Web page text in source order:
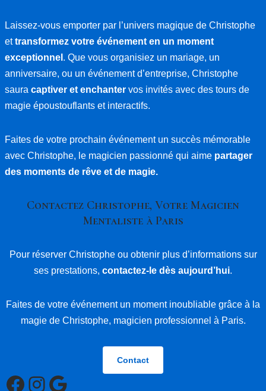
Laissez-vous emporter par l’univers magique de Christophe
ettransformez votre événement en un moment
exceptionnel . Que vous organisiez un mariage, un
anniversaire, ou un événement d’entreprise, Christophe
saura captiver et enchantervos invités avec des tours de
magie époustouflants et interactifs.
Faites de votre prochain événement un succès mémorable
avec Christophe, le magicien passionné qui aime partager
des moments de rêve et de magie.
Contactez Christophe, Votre Magicien
Mentaliste à Paris
Pour réserver Christophe ou obtenir plus d’informations sur
ses prestations, contactez-le dès aujourd’hui.
Faites de votre événement un moment inoubliable grâce à la
magie de Christophe, magicien professionnel à Paris.
Contact